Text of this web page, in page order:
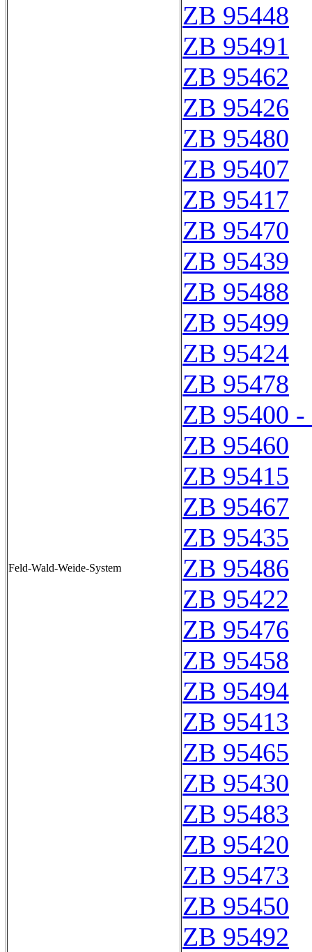
Feld-Wald-Weide-System
ZB 95448
ZB 95491
ZB 95462
ZB 95426
ZB 95480
ZB 95407
ZB 95417
ZB 95470
ZB 95439
ZB 95488
ZB 95499
ZB 95424
ZB 95478
ZB 95400
ZB 95460
ZB 95415
ZB 95467
ZB 95435
ZB 95486
ZB 95422
ZB 95476
ZB 95458
ZB 95494
ZB 95413
ZB 95465
ZB 95430
ZB 95483
ZB 95420
ZB 95473
ZB 95450
ZB 95492